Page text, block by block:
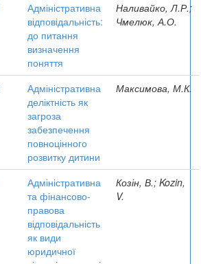
Адміністративна
відповідальність:
до питання
визначення
поняття
Наливайко, Л.Р.;
Чмелюк, А.О.
Адміністративна
деліктність як
загроза
забезпечення
повноцінного
розвитку дитини
Максимова, М.К.
Адміністративна
та фінансово-
правова
відповідальність
як види
юридичної
Козін, В.; Kozin,
V.